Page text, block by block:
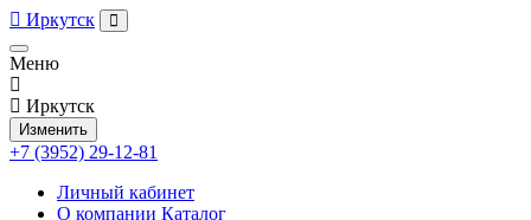
Иркутск
Меню
Иркутск
Изменить
+7 (3952) 29-12-81
Личный кабинет
О компании Каталог